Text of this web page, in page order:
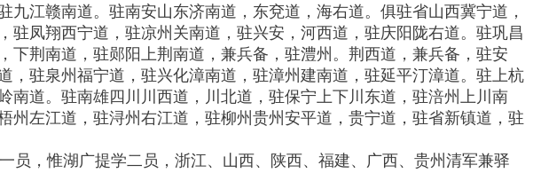
江赣南道。驻南安山东济南道，东兗道，海右道。俱驻省山西冀宁道，
凤翔西宁道，驻凉州关南道，驻兴安，河西道，驻庆阳陇右道。驻巩昌
荆南道，驻郧阳上荆南道，兼兵备，驻澧州。荆西道，兼兵备，驻安
驻泉州福宁道，驻兴化漳南道，驻漳州建南道，驻延平汀漳道。驻上杭
道。驻南雄四川川西道，川北道，驻保宁上下川东道，驻涪州上川南
左江道，驻浔州右江道，驻柳州贵州安平道，贵宁道，驻省新镇道，驻
员，惟湖广提学二员，浙江、山西、陕西、福建、广西、贵州清军兼驿